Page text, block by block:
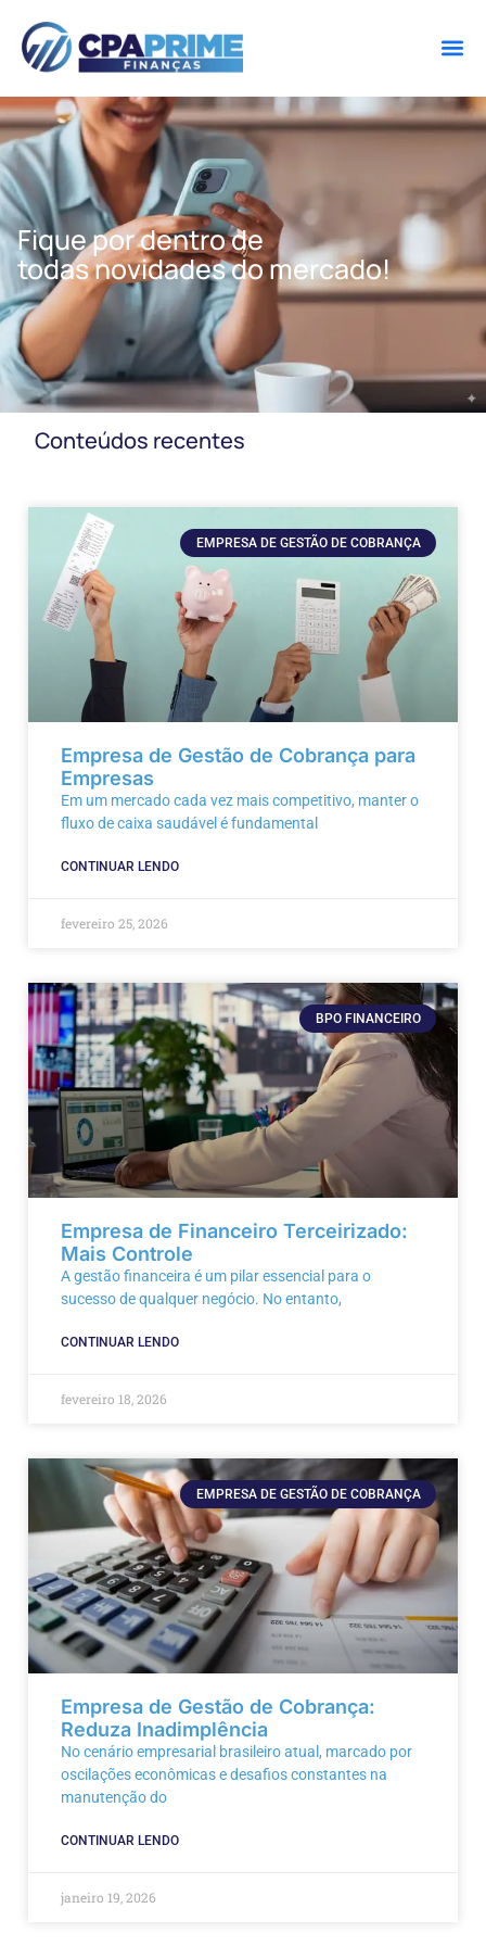
Fique por dentro de
todas novidades do mercado!
Conteúdos recentes
EMPRESA DE GESTÃO DE COBRANÇA
Empresa de Gestão de Cobrança para
Empresas
Em um mercado cada vez mais competitivo, manter o
fluxo de caixa saudável é fundamental
CONTINUAR LENDO
fevereiro 25, 2026
BPO FINANCEIRO
Empresa de Financeiro Terceirizado:
Mais Controle
A gestão financeira é um pilar essencial para o
sucesso de qualquer negócio. No entanto,
CONTINUAR LENDO
fevereiro 18, 2026
EMPRESA DE GESTÃO DE COBRANÇA
Empresa de Gestão de Cobrança:
Reduza Inadimplência
No cenário empresarial brasileiro atual, marcado por
oscilações econômicas e desafios constantes na
manutenção do
CONTINUAR LENDO
janeiro 19, 2026